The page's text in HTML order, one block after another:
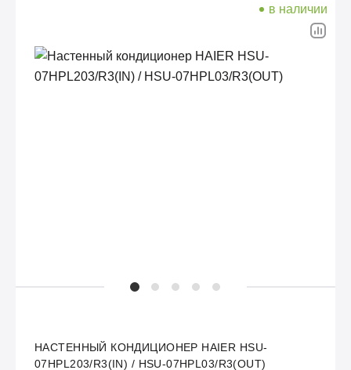
в наличии
НАСТЕННЫЙ КОНДИЦИОНЕР HAIER HSU-
07HPL203/R3(IN) / HSU-07HPL03/R3(OUT)